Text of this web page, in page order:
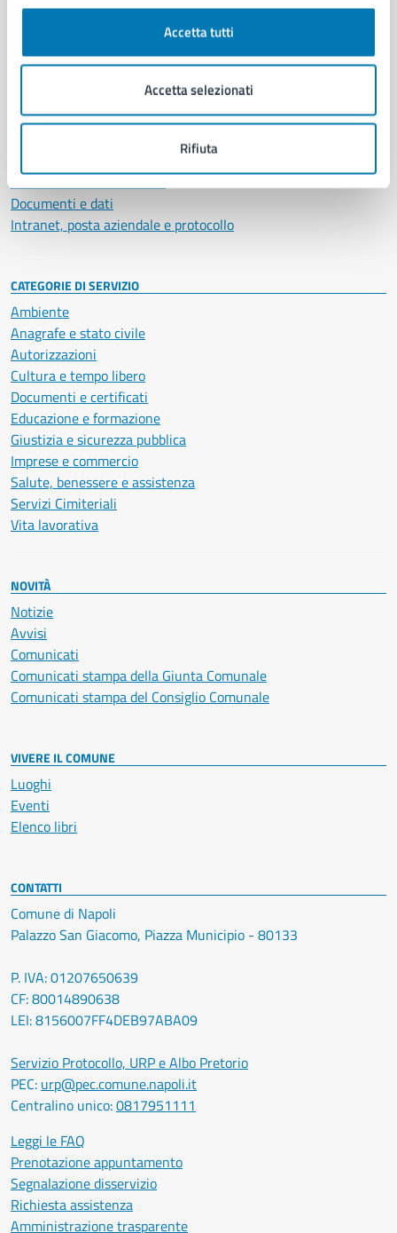
Accetta tutti
Accetta selezionati
Rifiuta
Aree amministrative
Uffici
Personale amministrativo
Documenti e dati
Intranet, posta aziendale e protocollo
CATEGORIE DI SERVIZIO
Ambiente
Anagrafe e stato civile
Autorizzazioni
Cultura e tempo libero
Documenti e certificati
Educazione e formazione
Giustizia e sicurezza pubblica
Imprese e commercio
Salute, benessere e assistenza
Servizi Cimiteriali
Vita lavorativa
NOVITÀ
Notizie
Avvisi
Comunicati
Comunicati stampa della Giunta Comunale
Comunicati stampa del Consiglio Comunale
VIVERE IL COMUNE
Luoghi
Eventi
Elenco libri
CONTATTI
Comune di Napoli
Palazzo San Giacomo, Piazza Municipio - 80133
P. IVA: 01207650639
CF: 80014890638
LEI: 8156007FF4DEB97ABA09
Servizio Protocollo, URP e Albo Pretorio
PEC: urp@pec.comune.napoli.it
Centralino unico:0817951111
Leggi le FAQ
Prenotazione appuntamento
Segnalazione disservizio
Richiesta assistenza
Amministrazione trasparente